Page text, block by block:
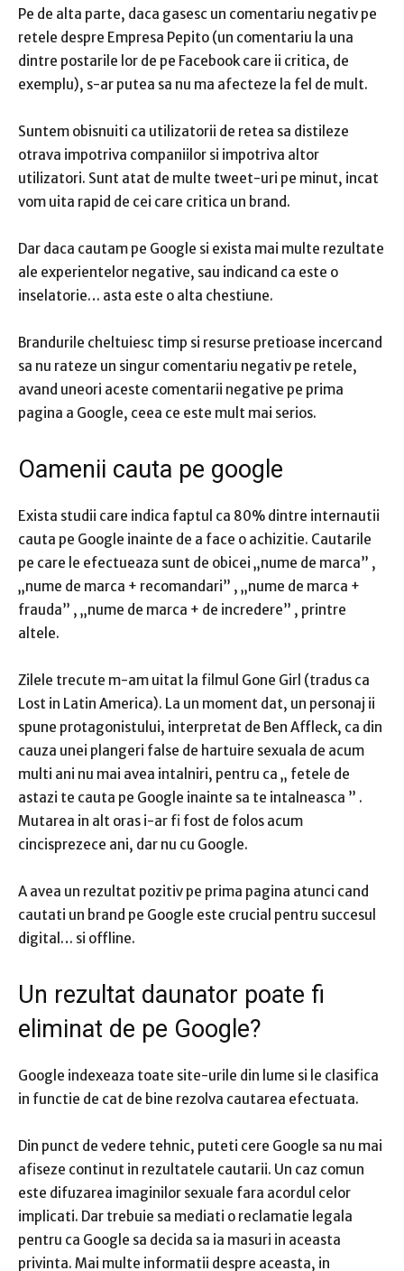
Pe de alta parte, daca gasesc un comentariu negativ pe
retele despre Empresa Pepito (un comentariu la una
dintre postarile lor de pe Facebook care ii critica, de
exemplu), s-ar putea sa nu ma afecteze la fel de mult.
Suntem obisnuiti ca utilizatorii de retea sa distileze
otrava impotriva companiilor si impotriva altor
utilizatori. Sunt atat de multe tweet-uri pe minut, incat
vom uita rapid de cei care critica un brand.
Dar daca cautam pe Google si exista mai multe rezultate
ale experientelor negative, sau indicand ca este o
inselatorie… asta este o alta chestiune.
Brandurile cheltuiesc timp si resurse pretioase incercand
sa nu rateze un singur comentariu negativ pe retele,
avand uneori aceste comentarii negative pe prima
pagina a Google, ceea ce este mult mai serios.
Oamenii cauta pe google
Exista studii care indica faptul ca 80% dintre internautii
cauta pe Google inainte de a face o achizitie. Cautarile
pe care le efectueaza sunt de obicei „nume de marca” ,
„nume de marca + recomandari” , „nume de marca +
frauda” , „nume de marca + de incredere” , printre
altele.
Zilele trecute m-am uitat la filmul Gone Girl (tradus ca
Lost in Latin America). La un moment dat, un personaj ii
spune protagonistului, interpretat de Ben Affleck, ca din
cauza unei plangeri false de hartuire sexuala de acum
multi ani nu mai avea intalniri, pentru ca „ fetele de
astazi te cauta pe Google inainte sa te intalneasca ” .
Mutarea in alt oras i-ar fi fost de folos acum
cincisprezece ani, dar nu cu Google.
A avea un rezultat pozitiv pe prima pagina atunci cand
cautati un brand pe Google este crucial pentru succesul
digital… si offline.
Un rezultat daunator poate fi
eliminat de pe Google?
Google indexeaza toate site-urile din lume si le clasifica
in functie de cat de bine rezolva cautarea efectuata.
Din punct de vedere tehnic, puteti cere Google sa nu mai
afiseze continut in rezultatele cautarii. Un caz comun
este difuzarea imaginilor sexuale fara acordul celor
implicati. Dar trebuie sa mediati o reclamatie legala
pentru ca Google sa decida sa ia masuri in aceasta
privinta. Mai multe informatii despre aceasta, in